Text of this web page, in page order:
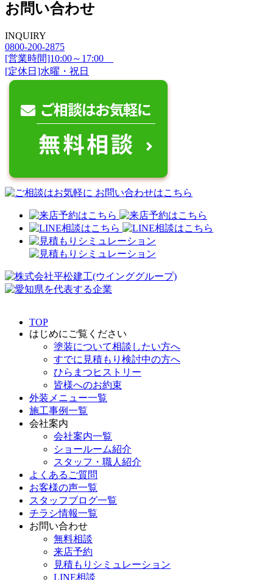
お問い合わせ
INQUIRY
0800-200-2875
[営業時間]10:00～17:00
[定休日]水曜・祝日
TOP
はじめにご覧ください
塗装について相談したい方へ
すでに見積もり検討中の方へ
ひらまつヒストリー
皆様へのお約束
外装メニュー一覧
施工事例一覧
会社案内
会社案内一覧
ショールーム紹介
スタッフ・職人紹介
よくあるご質問
お客様の声一覧
スタッフブログ一覧
チラシ情報一覧
お問い合わせ
無料相談
来店予約
見積もりシミュレーション
LINE相談